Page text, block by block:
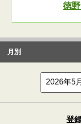
徳
月別
登